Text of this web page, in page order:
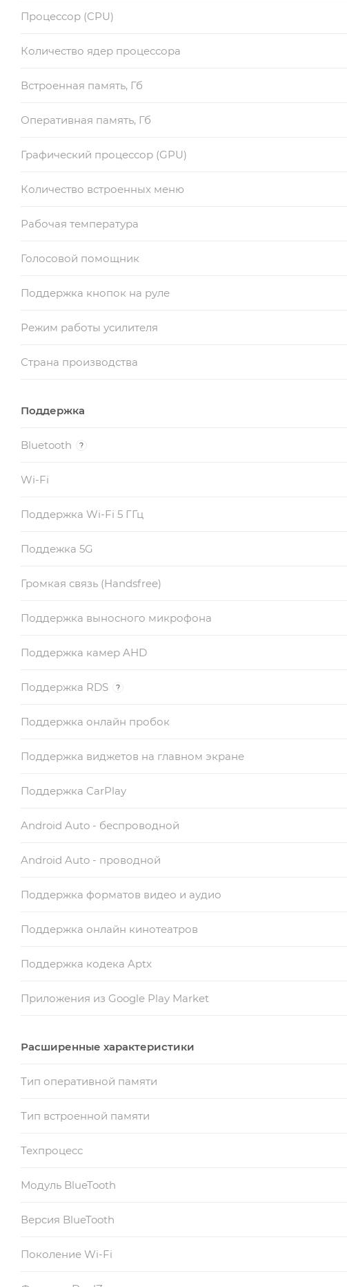
Процессор (CPU)
Количество ядер процессора
Встроенная память, Гб
Оперативная память, Гб
Графический процессор (GPU)
Количество встроенных меню
Рабочая температура
Голосовой помощник
Поддержка кнопок на руле
Режим работы усилителя
Страна производства
Поддержка
Bluetooth ?
Wi-Fi
Поддержка Wi-Fi 5 ГГц
Поддежка 5G
Громкая связь (Handsfree)
Поддержка выносного микрофона
Поддержка камер AHD
Поддержка RDS ?
Поддержка онлайн пробок
Поддержка виджетов на главном экране
Поддержка CarPlay
Android Auto - беспроводной
Android Auto - проводной
Поддержка форматов видео и аудио
Поддержка онлайн кинотеатров
Поддержка кодека Aptx
Приложения из Google Play Market
Расширенные характеристики
Тип оперативной памяти
Тип встроенной памяти
Техпроцесс
Модуль BlueTooth
Версия BlueTooth
Поколение Wi-Fi